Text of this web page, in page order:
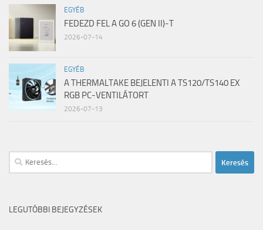
EGYÉB
FEDEZD FEL A GO 6 (GEN II)-T
2026-07-14
EGYÉB
A THERMALTAKE BEJELENTI A TS120/TS140 EX
RGB PC-VENTILÁTORT
2026-07-13
Keresés:
LEGUTÓBBI BEJEGYZÉSEK